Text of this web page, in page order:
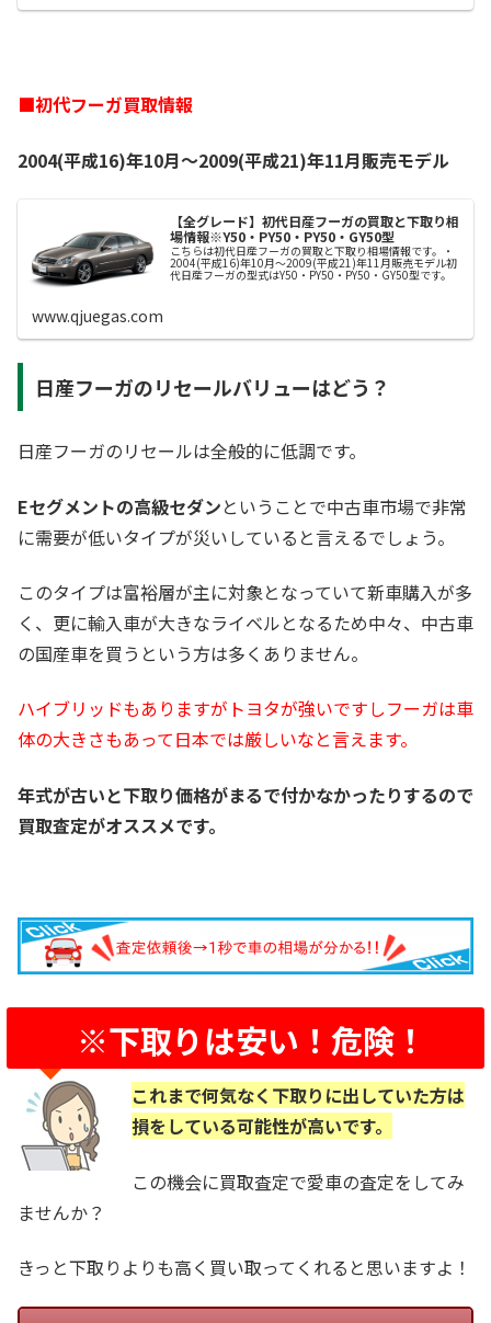
■初代フーガ買取情報
2004(平成16)年10月～2009(平成21)年11月販売モデル
【全グレード】初代日産フーガの買取と下取り相
場情報※Y50・PY50・PY50・GY50型
こちらは初代日産フーガの買取と下取り相場情報です。・
2004(平成16)年10月～2009(平成21)年11月販売モデル初
代日産フーガの型式はY50・PY50・PY50・GY50型です。
www.qjuegas.com
日産フーガのリセールバリューはどう？
日産フーガのリセールは全般的に低調です。
Eセグメントの高級セダンということで中古車市場で非常
に需要が低いタイプが災いしていると言えるでしょう。
このタイプは富裕層が主に対象となっていて新車購入が多
く、更に輸入車が大きなライベルとなるため中々、中古車
の国産車を買うという方は多くありません。
ハイブリッドもありますがトヨタが強いですしフーガは車
体の大きさもあって日本では厳しいなと言えます。
年式が古いと下取り価格がまるで付かなかったりするので
買取査定がオススメです。
※下取りは安い！危険！
これまで何気なく下取りに出していた方は
損をしている可能性が高いです。
この機会に買取査定で愛車の査定をしてみ
ませんか？
きっと下取りよりも高く買い取ってくれると思いますよ！